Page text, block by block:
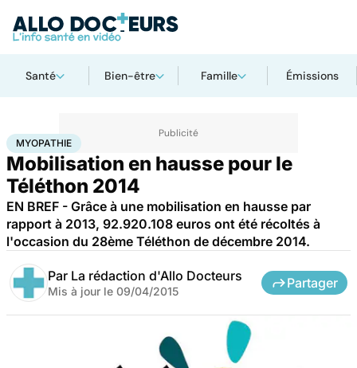
Santé Bien-être Famille Émissions
AccueilSanté Myopathie
MYOPATHIE
Mobilisation en hausse pour le
Téléthon 2014
EN BREF - Grâce à une mobilisation en hausse par
rapport à 2013, 92.920.108 euros ont été récoltés à
l'occasion du 28ème Téléthon de décembre 2014.
Par La rédaction d'Allo Docteurs
Mis à jour le 09/04/2015
Partager